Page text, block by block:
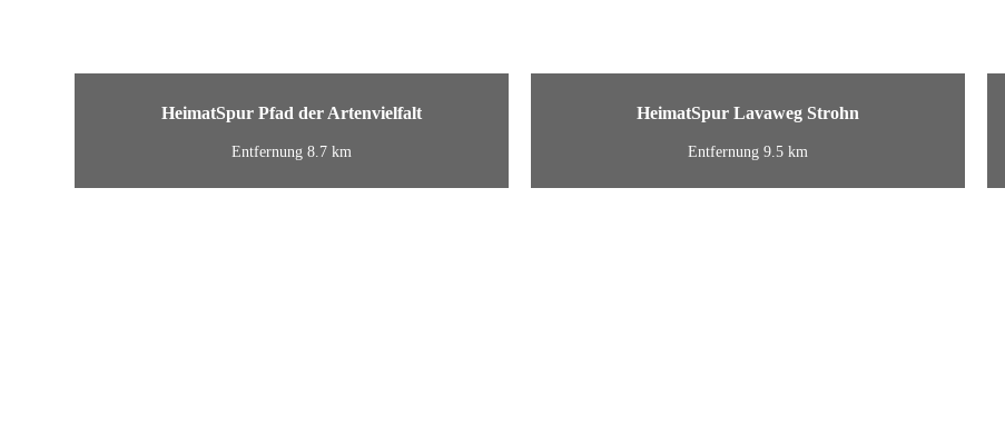
HeimatSpur Pfad der Artenvielfalt
Entfernung 8.7 km
HeimatSpur Lavaweg Strohn
Entfernung 9.5 km